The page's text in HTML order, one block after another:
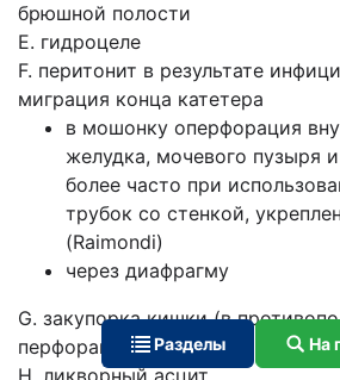
брюшной полости
E. гидроцеле
F. перитонит в результате
миграция конца катетера
в мошонку oперфорация
желудка, мочевого пузыря
более часто при
трубок со стенкой,
(Raimondi)
через диафрагму
G. закупорка кишки (в
перфорации): редко
H. ликворный асцит
Разделы На